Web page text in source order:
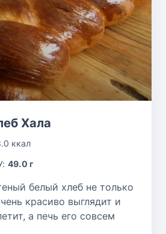
Хала
ккал
49.0 г
белый хлеб не только
красиво выглядит и
а печь его совсем